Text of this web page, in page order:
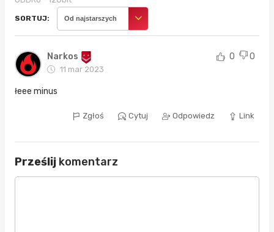
SORTUJ: Od najstarszych
Narkos
11 mar 2023
0 0
łeee minus
Zgłoś Cytuj Odpowiedz Link
Prześlij komentarz